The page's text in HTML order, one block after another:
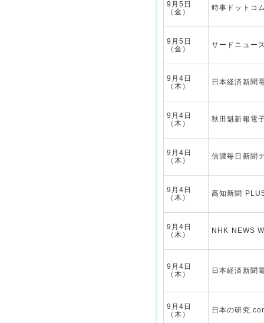
9月5日
（金）
時事ドットコ
9月5日
（金）
サードニュー
9月4日
（木）
日本経済新聞
9月4日
（木）
秋田魁新報電
9月4日
（木）
信濃毎日新聞
9月4日
（木）
高知新聞
9月4日
（木）
NHK NEWS
9月4日
（木）
日本経済新聞
9月4日
（木）
日本の研究